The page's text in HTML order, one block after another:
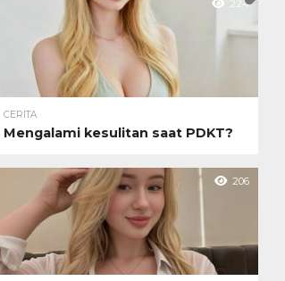
224
CERITA
Mengalami kesulitan saat PDKT?
206